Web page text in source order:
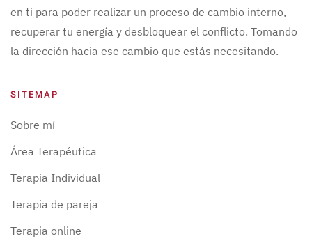
en ti para poder realizar un proceso de cambio interno,
recuperar tu energía y desbloquear el conflicto. Tomando
la dirección hacia ese cambio que estás necesitando.
SITEMAP
Sobre mí
Área Terapéutica
Terapia Individual
Terapia de pareja
Terapia online